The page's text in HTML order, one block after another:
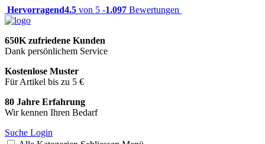
Hervorragend4.5 von 5 -1.097 Bewertungen
650K zufriedene Kunden
Dank persönlichem Service
Kostenlose Muster
Für Artikel bis zu 5 €
80 Jahre Erfahrung
Wir kennen Ihren Bedarf
Suche Login